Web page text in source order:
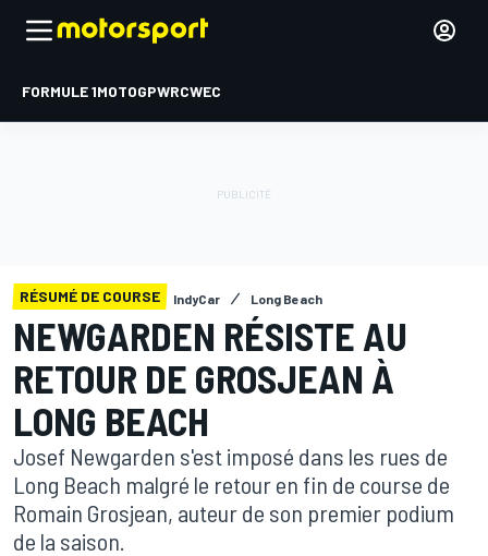
FORMULE 1MOTOGPWRCWEC
RÉSUMÉ DE COURSE IndyCar Long Beach
NEWGARDEN RÉSISTE AU
RETOUR DE GROSJEAN À
LONG BEACH
Josef Newgarden s'est imposé dans les rues de
Long Beach malgré le retour en fin de course de
Romain Grosjean, auteur de son premier podium
de la saison.